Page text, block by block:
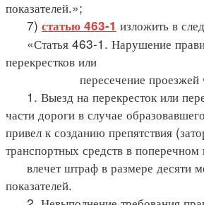
показателей.»;
7) статью 463-1 изложить в
«Статья 463-1. Нарушение
перекрестков или
пересечение проезжей
1. Выезд на перекресток или
части дороги в случае
привел к созданию препятствия
транспортных средств в
влечет штраф в размере десяти
показателей.